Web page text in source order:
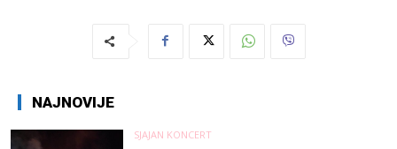
NAJNOVIJE
SJAJAN KONCERT